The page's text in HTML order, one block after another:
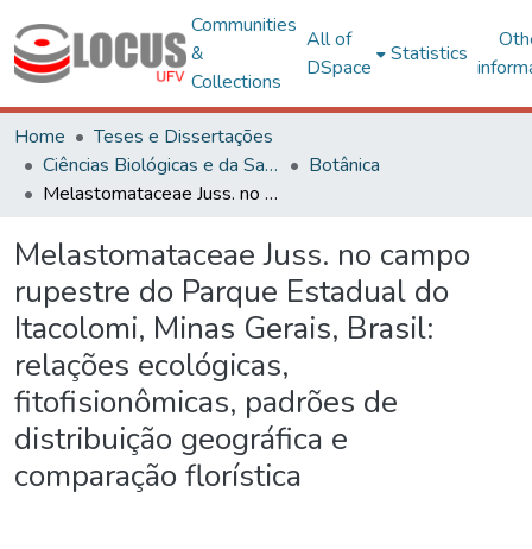
Communities
&
Collections
All of
DSpace
Statistics
Home
Teses e Dissertações
Ciências Biológicas e da Saúde
Botânica
Melastomataceae Juss. no campo rupestre do Parque Estadual do Itacolomi, Minas Gerais, Brasil: relações ecológicas, fitofisionômicas, padrões de distribuição geográfica e comparação florística
Melastomataceae Juss. no campo
rupestre do Parque Estadual do
Itacolomi, Minas Gerais, Brasil:
relações ecológicas,
fitofisionômicas, padrões de
distribuição geográfica e
comparação florística